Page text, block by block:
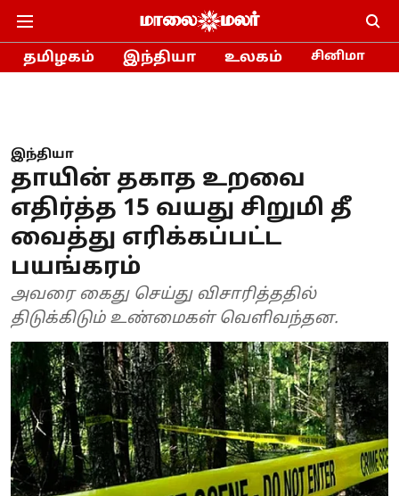
தமிழகம் இந்தியா உலகம் சினிமா
இந்தியா
தாயின் தகாத உறவை
எதிர்த்த 15 வயது சிறுமி தீ
வைத்து எரிக்கப்பட்ட
பயங்கரம்
அவரை கைது செய்து விசாரித்ததில்
திடுக்கிடும் உண்மைகள் வெளிவந்தன.